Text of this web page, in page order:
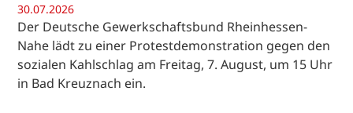
30.07.2026
Der Deutsche Gewerkschaftsbund Rheinhessen-
Nahe lädt zu einer Protestdemonstration gegen den
sozialen Kahlschlag am Freitag, 7. August, um 15 Uhr
in Bad Kreuznach ein.